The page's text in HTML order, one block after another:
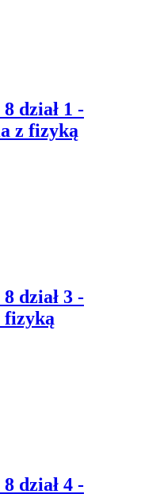
dział 1 -
z fizyką
dział 3 -
fizyką
dział 4 -